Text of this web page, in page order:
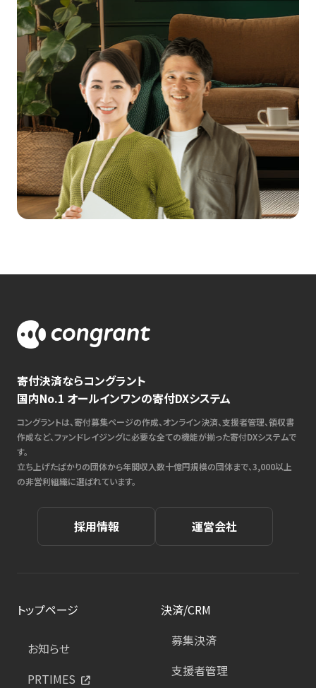
寄付決済ならコングラント
国内No.1 オールインワンの寄付DXシステム
コングラントは、寄付募集ページの作成、オンライン決済、支援者管理、領収書
作成など、ファンドレイジングに必要な全ての機能が揃った寄付DXシステムで
す。
立ち上げたばかりの団体から年間収入数十億円規模の団体まで、3,000以上
の非営利組織に選ばれています。
採用情報 運営会社
トップページ
お知らせ
PRTIMES
決済/CRM
募集決済
支援者管理